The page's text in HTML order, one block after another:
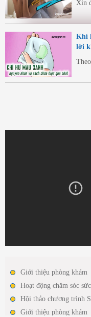
Xin
Khí
lời
Giới thiệu phòng khám
Hoạt động chăm sóc
Hội thảo chương trình
Giới thiệu phòng khám